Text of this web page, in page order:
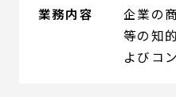
業務内容
企業の
等の知
よびコ